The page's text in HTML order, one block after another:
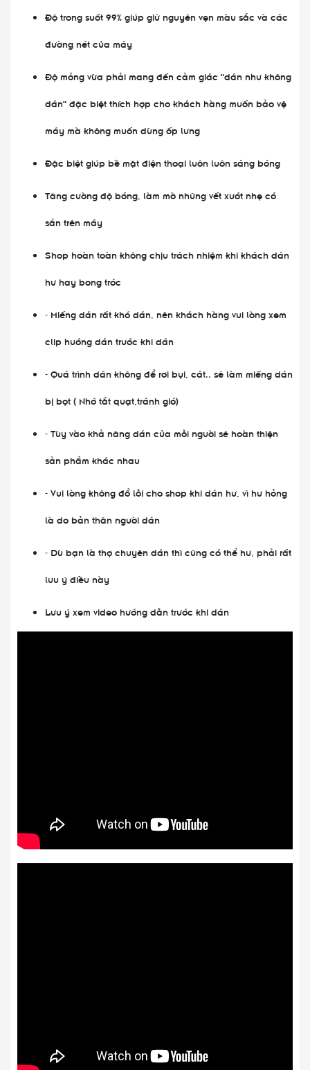
Độ trong suốt 99% giúp giữ nguyên vẹn màu sắc và các
đường nét của máy
Độ mỏng vừa phải mang đến cảm giác "dán như không
dán" đặc biệt thích hợp cho khách hàng muốn bảo vệ
máy mà không muốn dùng ốp lưng
Đặc biệt giúp bề mặt điện thoại luôn luôn sáng bóng
Tăng cường độ bóng, làm mờ những vết xướt nhẹ có
sẵn trên máy
Shop hoàn toàn không chịu trách nhiệm khi khách dán
hư hay bong tróc
- Miếng dán rất khó dán, nên khách hàng vui lòng xem
clip hướng dán trước khi dán
- Quá trình dán không để rơi bụi, cát.. sẽ làm miếng dán
bị bọt ( Nhớ tắt quạt,tránh gió)
- Tùy vào khả năng dán của mỗi người sẽ hoàn thiện
sản phẩm khác nhau
- Vui lòng không đổ lỗi cho shop khi dán hư, vì hư hỏng
là do bản thân người dán
- Dù bạn là thợ chuyên dán thì cũng có thể hư, phải rất
lưu ý điều này
Lưu ý xem video hướng dẫn trước khi dán